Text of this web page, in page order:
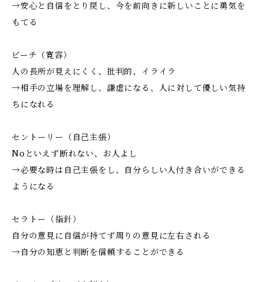
→安心と自信をとり戻し、今を前向きに新しいことに勇気を
もてる
ビーチ（寛容）
人の長所が見えにくく、批判的、イライラ
→相手の立場を理解し、謙虚になる、人に対して優しい気持
ちになれる
セントーリー（自己主張）
Noといえず断れない、お人よし
→必要な時は自己主張をし、自分らしい人付き合いができる
ようになる
セラトー（指針）
自分の意見に自信が持てず周りの意見に左右される
→自分の知恵と判断を信頼することができる